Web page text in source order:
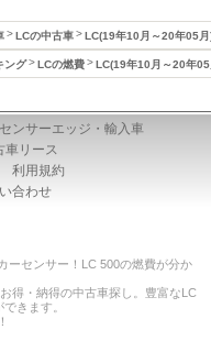
LCの中古車 LC(19年10月～20年05
ング LCの燃費 LC(19年10月～20年
ンサーエッジ・輸入車
車リース
利用規約
合わせ
ーセンサー！LC 500の燃費が分か
得・納得の中古車探し。豊富なLC
きます。